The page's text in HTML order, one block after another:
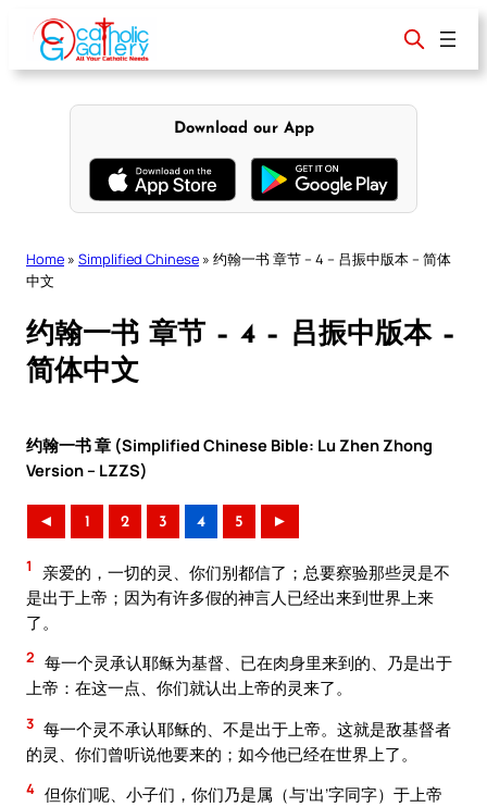
content
Download our App
Home » Simplified Chinese » 约翰一书 章节 – 4 – 吕振中版本 – 简体
中文
约翰一书 章节 – 4 – 吕振中版本 –
简体中文
约翰一书 章 (Simplified Chinese Bible: Lu Zhen Zhong
Version – LZZS)
◄ 1 2 3 4 5 ►
1
亲爱的，一切的灵、你们别都信了；总要察验那些灵是不
是出于上帝；因为有许多假的神言人已经出来到世界上来
了。
2 每一个灵承认耶稣为基督、已在肉身里来到的、乃是出于
上帝：在这一点、你们就认出上帝的灵来了。
3 每一个灵不承认耶稣的、不是出于上帝。这就是敌基督者
的灵、你们曾听说他要来的；如今他已经在世界上了。
4 但你们呢、小子们，你们乃是属（与‘出’字同字）于上帝